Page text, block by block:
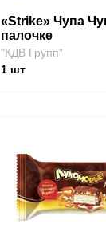
«Strike» Чупа
палочке
"КДВ Групп"
1шт